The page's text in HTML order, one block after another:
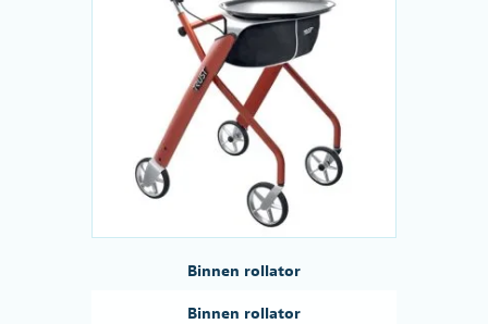
Binnen rollator
Binnen rollator